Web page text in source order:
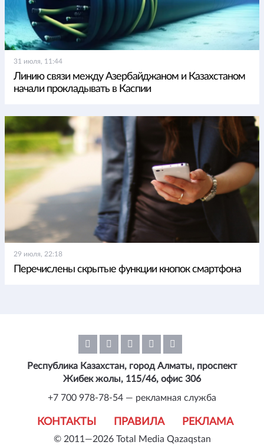
31 июля, 11:44
Линию связи между Азербайджаном и Казахстаном
начали прокладывать в Каспии
29 июля, 22:18
Перечислены скрытые функции кнопок смартфона
© 2011—2026 Total Media Qazaqstan
КОНТАКТЫ ПРАВИЛА РЕКЛАМА
Республика Казахстан, город Алматы, проспект
Жибек жолы, 115/46, офис 306
+7 700 978-78-54 — рекламная служба